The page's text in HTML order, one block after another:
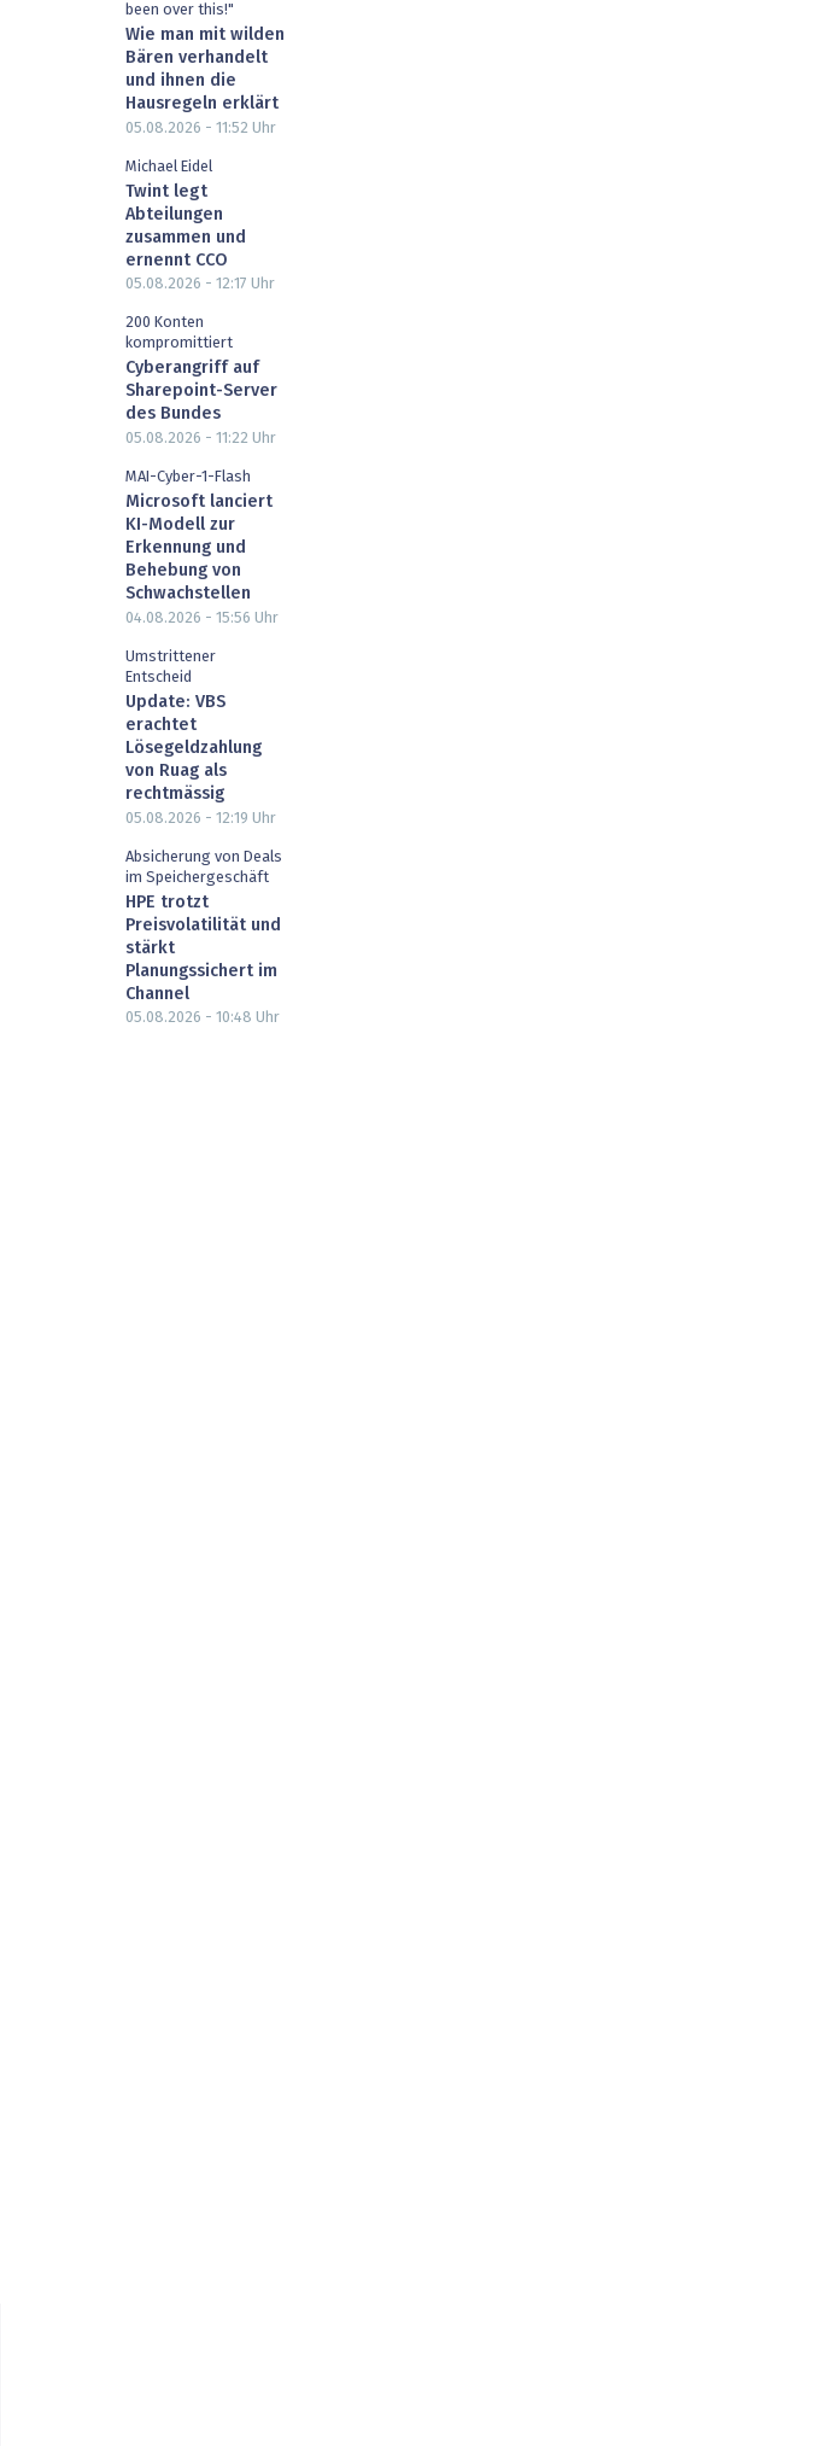
been over this!"
Wie man mit wilden
Bären verhandelt
und ihnen die
Hausregeln erklärt
05.08.2026 - 11:52 Uhr
Michael Eidel
Twint legt
Abteilungen
zusammen und
ernennt CCO
05.08.2026 - 12:17 Uhr
200 Konten
kompromittiert
Cyberangriff auf
Sharepoint-Server
des Bundes
05.08.2026 - 11:22 Uhr
MAI-Cyber-1-Flash
Microsoft lanciert
KI-Modell zur
Erkennung und
Behebung von
Schwachstellen
04.08.2026 - 15:56 Uhr
Umstrittener
Entscheid
Update: VBS
erachtet
Lösegeldzahlung
von Ruag als
rechtmässig
05.08.2026 - 12:19 Uhr
Absicherung von Deals
im Speichergeschäft
HPE trotzt
Preisvolatilität und
stärkt
Planungssichert im
Channel
05.08.2026 - 10:48 Uhr